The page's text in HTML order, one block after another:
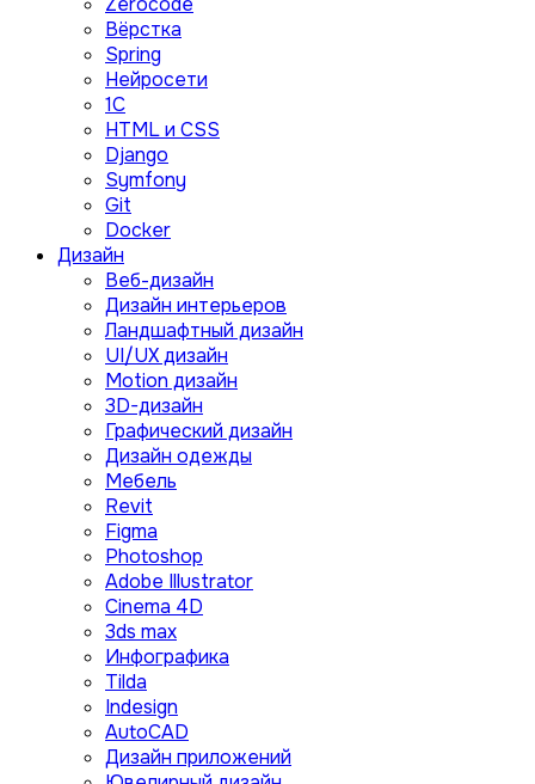
Вёрстка
Spring
Нейросети
1C
HTML и CSS
Django
Symfony
Git
Docker
Дизайн
Веб-дизайн
Дизайн интерьеров
Ландшафтный дизайн
UI/UX дизайн
Motion дизайн
3D-дизайн
Графический дизайн
Дизайн одежды
Мебель
Revit
Figma
Photoshop
Adobe Illustrator
Сinema 4D
3ds max
Инфографика
Tilda
Indesign
AutoCAD
Дизайн приложений